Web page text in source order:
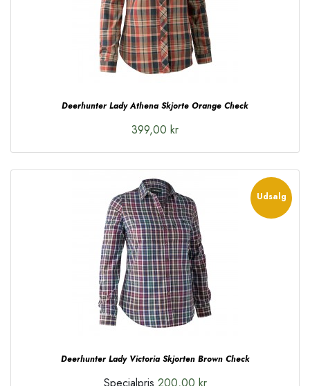
Deerhunter Lady Athena Skjorte Orange Check
399,00 kr
Udsalg
Deerhunter Lady Victoria Skjorten Brown Check
Specialpris 200,00 kr